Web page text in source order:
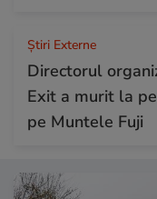
Știri Externe
Directorul
Exit a murit la
pe Muntele Fuji